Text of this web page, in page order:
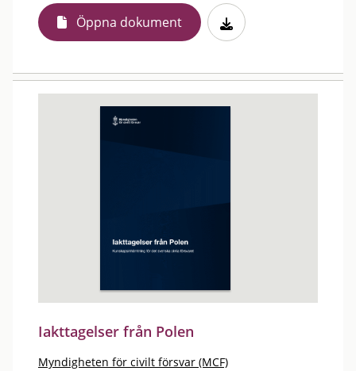
Öppna dokument
Iakttagelser från Polen
Myndigheten för civilt försvar (MCF)